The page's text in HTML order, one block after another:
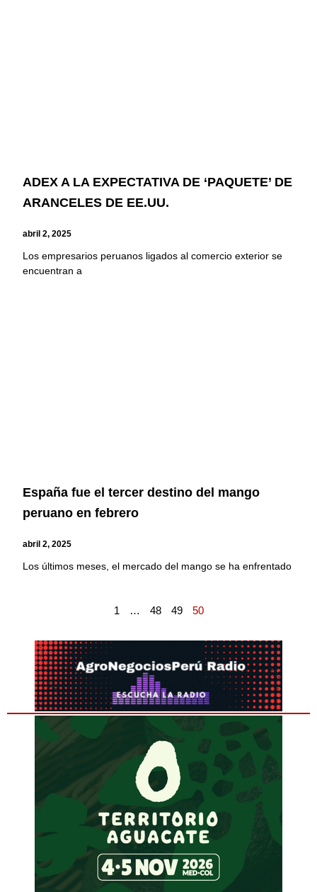
ADEX A LA EXPECTATIVA DE ‘PAQUETE’ DE
ARANCELES DE EE.UU.
abril 2, 2025
Los empresarios peruanos ligados al comercio exterior se
encuentran a
España fue el tercer destino del mango
peruano en febrero
abril 2, 2025
Los últimos meses, el mercado del mango se ha enfrentado
1 … 48 49 50